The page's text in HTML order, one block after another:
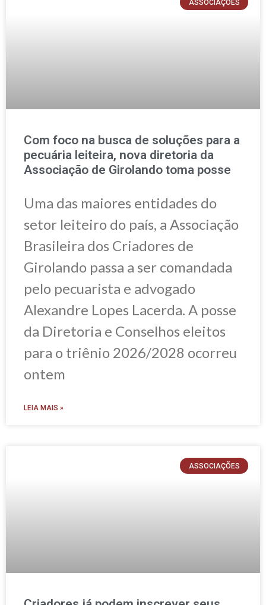
ASSOCIAÇÕES
Com foco na busca de soluções para a
pecuária leiteira, nova diretoria da
Associação de Girolando toma posse
Uma das maiores entidades do
setor leiteiro do país, a Associação
Brasileira dos Criadores de
Girolando passa a ser comandada
pelo pecuarista e advogado
Alexandre Lopes Lacerda. A posse
da Diretoria e Conselhos eleitos
para o triênio 2026/2028 ocorreu
ontem
LEIA MAIS »
ASSOCIAÇÕES